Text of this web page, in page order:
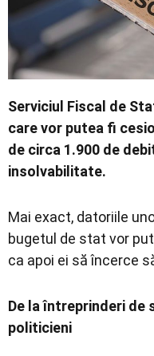
Serviciul Fiscal de
care vor putea fi
de circa 1.900 de
insolvabilitate.
Mai exact, datoriile
bugetul de stat vor
ca apoi ei să încerce
De la întreprinderi de
politicieni